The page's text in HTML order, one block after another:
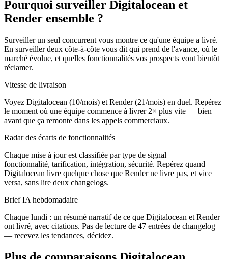
Pourquoi surveiller Digitalocean et
Render ensemble ?
Surveiller un seul concurrent vous montre ce qu'une équipe a livré.
En surveiller deux côte-à-côte vous dit qui prend de l'avance, où le
marché évolue, et quelles fonctionnalités vos prospects vont bientôt
réclamer.
Vitesse de livraison
Voyez Digitalocean (10/mois) et Render (21/mois) en duel. Repérez
le moment où une équipe commence à livrer 2× plus vite — bien
avant que ça remonte dans les appels commerciaux.
Radar des écarts de fonctionnalités
Chaque mise à jour est classifiée par type de signal —
fonctionnalité, tarification, intégration, sécurité. Repérez quand
Digitalocean livre quelque chose que Render ne livre pas, et vice
versa, sans lire deux changelogs.
Brief IA hebdomadaire
Chaque lundi : un résumé narratif de ce que Digitalocean et Render
ont livré, avec citations. Pas de lecture de 47 entrées de changelog
— recevez les tendances, décidez.